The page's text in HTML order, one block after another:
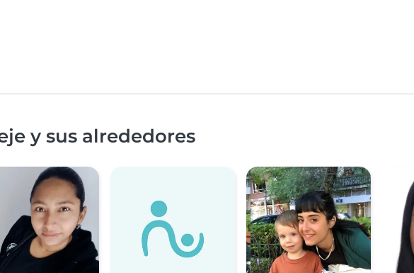
y sus alrededores